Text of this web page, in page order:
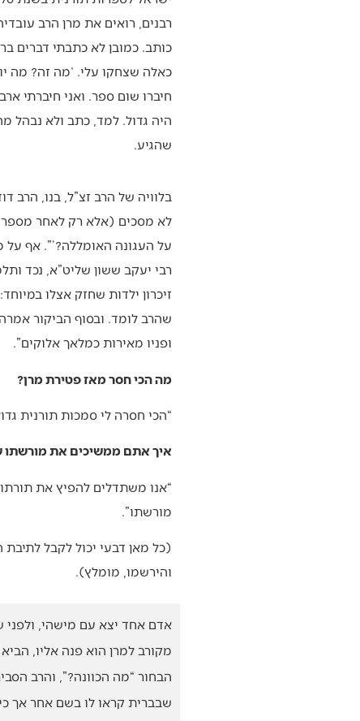
רבנים, רואים את מרן הרב
כותב. כמובן לא כתבתי דברים
כאלה שצחקו עלי. ‘מה זה? מה
חיברו שום ספר. ואני חיברתי
היה גדול. למד, כתב ולא נבהל
שהגיע.
בלוויה של הרב זצ”ל, בנו, הרב
לא מסכים (אלא רק לאחר מספר
על העגונה האומללה?’”. אף על
רבי יעקב ששון שליט”א, נכד
זיכרון ילדות שחזק אצלו
שהרב לומד. ובסוף הביקור
ופניו מאירות כמלאך אלוקים”.
מה הכי חסר מאז פטירת מרן?
“הכי חסרה לי סמכות תורנית
איך אתם ממשיכים את מורשתו
“אנו משתדלים להפיץ את תורתו
מורשתו”.
(כל מאן דבעי יכול לקבל לתיבת
והירשמו, מומלץ).
אדם אחד יצא עם מישהי,
מקורב למרן הוא פנה אליו,
הבחור “מה הכוונה?”, והרב
שבברית קראו לו בשם אחר אך